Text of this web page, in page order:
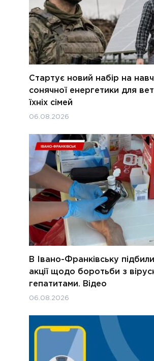
Стартує новий набір на
сонячної енергетики для
їхніх сімей
06.08.2026
В Івано-Франківську
акції щодо боротьби з
гепатитами. Відео
06.08.2026